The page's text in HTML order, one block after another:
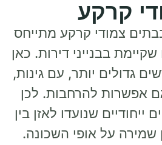
קרקע
צמודי קרקע מתייחס
בבנייני דירות. כאן
גדולים יותר, עם גינות,
אפשרות להרחבות. לכן
שנועדו לאזן בין
שמירה על אופי השכונה.